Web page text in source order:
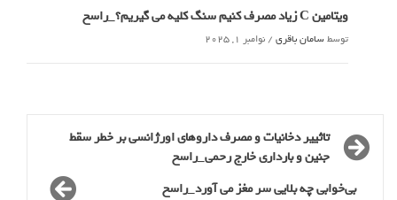
ویتامین C زیاد مصرف کنیم سنگ کلیه می گیریم؟_راسخ
توسطسامان باقری / نوامبر 1, 2025
تاثییر دخانیات و مصرف داروهای اورژانسی بر خطر سقط
جنین و بارداری خارج رحمی_راسخ
بی‌خوابی چه بلایی سر مغز می آورد_راسخ